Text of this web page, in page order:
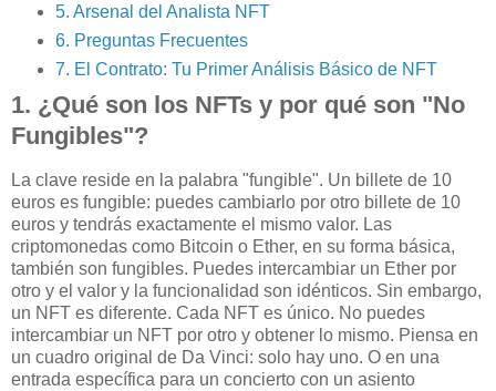
5. Arsenal del Analista NFT
6. Preguntas Frecuentes
7. El Contrato: Tu Primer Análisis Básico de NFT
1. ¿Qué son los NFTs y por qué son "No
Fungibles"?
La clave reside en la palabra "fungible". Un billete de 10
euros es fungible: puedes cambiarlo por otro billete de 10
euros y tendrás exactamente el mismo valor. Las
criptomonedas como Bitcoin o Ether, en su forma básica,
también son fungibles. Puedes intercambiar un Ether por
otro y el valor y la funcionalidad son idénticos. Sin embargo,
un NFT es diferente. Cada NFT es único. No puedes
intercambiar un NFT por otro y obtener lo mismo. Piensa en
un cuadro original de Da Vinci: solo hay uno. O en una
entrada específica para un concierto con un asiento